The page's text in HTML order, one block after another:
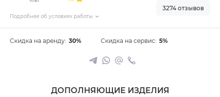
Подробнее об условиях работы
3274 отзывов
Скидка на аренду: 30% Скидка на сервис: 5%
ДОПОЛНЯЮЩИЕ ИЗДЕЛИЯ